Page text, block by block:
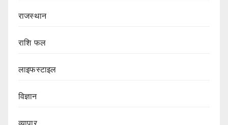
राजस्थान
राशि फल
लाइफस्टाइल
विज्ञान